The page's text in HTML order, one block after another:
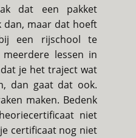
dat een pakket
dan, maar dat hoeft
een rijschool te
lessen in
je het traject wat
dan gaat dat ook.
maken. Bedenk
niet
certificaat nog niet